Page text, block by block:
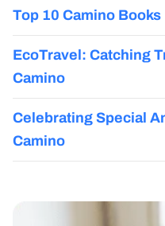
Top 10 Camino Books
EcoTravel: Catching
Camino
Celebrating Special
Camino